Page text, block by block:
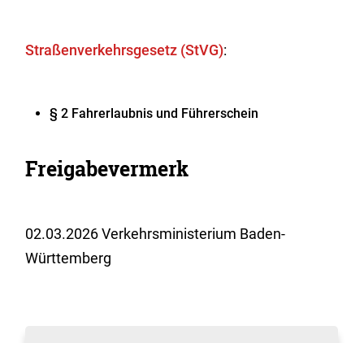
Straßenverkehrsgesetz (StVG):
§ 2 Fahrerlaubnis und Führerschein
Freigabevermerk
02.03.2026 Verkehrsministerium Baden-
Württemberg